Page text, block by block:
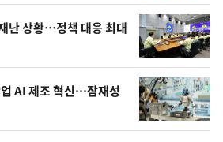
난 상황…정책 대응 최대
AI 제조 혁신…잠재성